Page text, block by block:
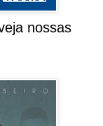
nossas